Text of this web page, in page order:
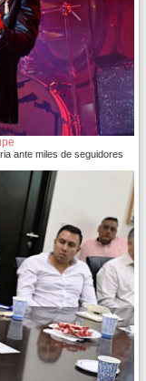
ante miles de seguidores